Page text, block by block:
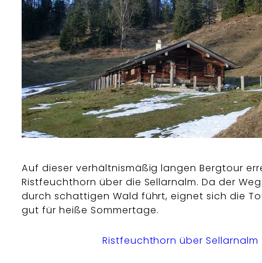
Auf dieser verhältnismäßig langen Bergtour
Ristfeuchthorn über die Sellarnalm. Da der
durch schattigen Wald führt, eignet sich die
gut für heiße Sommertage.
Ristfeuchthorn über Sellarnalm